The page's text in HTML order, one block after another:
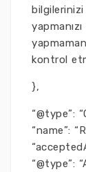
bilgilerinizi
kontrol
},
“@type”:
“name”:
“@type”: